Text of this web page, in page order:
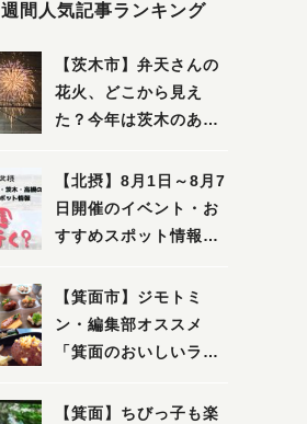
週間人気記事ランキング
【茨木市】弁天さんの
花火、どこから見え
た？今年は茨木のあち
た！
【北摂】8月1日～8月7
日開催のイベント・お
すすめスポット情報
（豊中・箕面・吹田・
池田・茨木・高槻）
【箕面市】ジモトミ
ン・編集部オススメ
「箕面のおいしいラン
な人気店から穴場ま
【箕面】ちびっ子も楽